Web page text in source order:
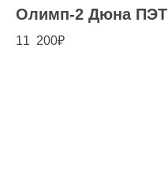
Олимп-2 Дюна ПЭТ
11 200₽